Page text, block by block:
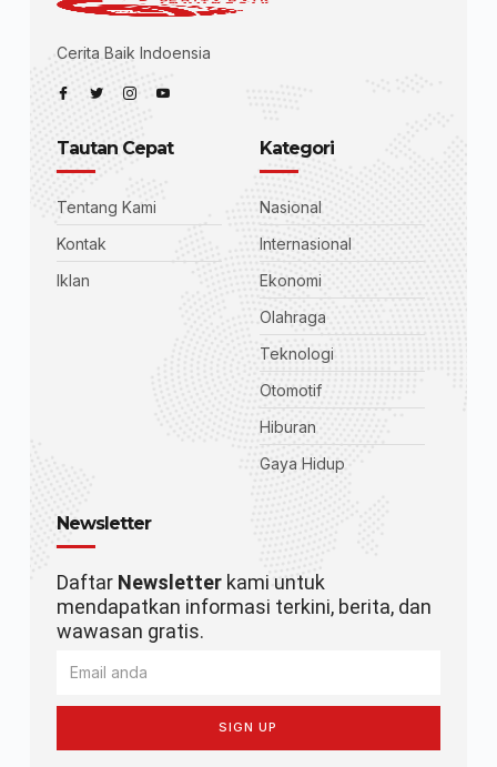
Cerita Baik Indoensia
Tautan Cepat
Tentang Kami
Kontak
Iklan
Kategori
Nasional
Internasional
Ekonomi
Olahraga
Teknologi
Otomotif
Hiburan
Gaya Hidup
Newsletter
Daftar Newsletterkami untuk
mendapatkan informasi terkini, berita, dan
wawasan gratis.
SIGN UP